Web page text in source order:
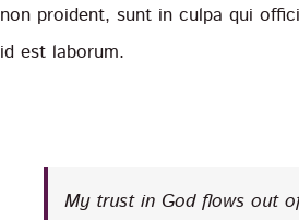
non proident, sunt in culpa qui
id est laborum.
My trust in God flows out